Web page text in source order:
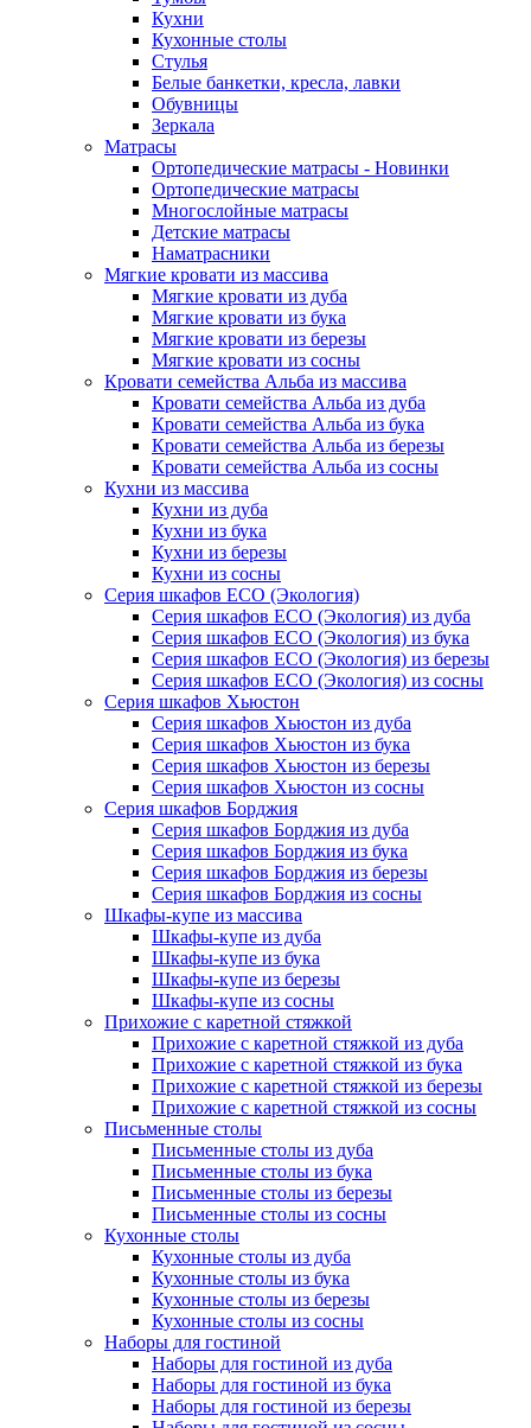
Кухни
Кухонные столы
Стулья
Белые банкетки, кресла, лавки
Обувницы
Зеркала
Матрасы
Ортопедические матрасы - Новинки
Ортопедические матрасы
Многослойные матрасы
Детские матрасы
Наматрасники
Мягкие кровати из массива
Мягкие кровати из дуба
Мягкие кровати из бука
Мягкие кровати из березы
Мягкие кровати из сосны
Кровати семейства Альба из массива
Кровати семейства Альба из дуба
Кровати семейства Альба из бука
Кровати семейства Альба из березы
Кровати семейства Альба из сосны
Кухни из массива
Кухни из дуба
Кухни из бука
Кухни из березы
Кухни из сосны
Серия шкафов ECO (Экология)
Серия шкафов ECO (Экология) из дуба
Серия шкафов ECO (Экология) из бука
Серия шкафов ECO (Экология) из березы
Серия шкафов ECO (Экология) из сосны
Серия шкафов Хьюстон
Серия шкафов Хьюстон из дуба
Серия шкафов Хьюстон из бука
Серия шкафов Хьюстон из березы
Серия шкафов Хьюстон из сосны
Серия шкафов Борджия
Серия шкафов Борджия из дуба
Серия шкафов Борджия из бука
Серия шкафов Борджия из березы
Серия шкафов Борджия из сосны
Шкафы-купе из массива
Шкафы-купе из дуба
Шкафы-купе из бука
Шкафы-купе из березы
Шкафы-купе из сосны
Прихожие с каретной стяжкой
Прихожие с каретной стяжкой из дуба
Прихожие с каретной стяжкой из бука
Прихожие с каретной стяжкой из березы
Прихожие с каретной стяжкой из сосны
Письменные столы
Письменные столы из дуба
Письменные столы из бука
Письменные столы из березы
Письменные столы из сосны
Кухонные столы
Кухонные столы из дуба
Кухонные столы из бука
Кухонные столы из березы
Кухонные столы из сосны
Наборы для гостиной
Наборы для гостиной из дуба
Наборы для гостиной из бука
Наборы для гостиной из березы